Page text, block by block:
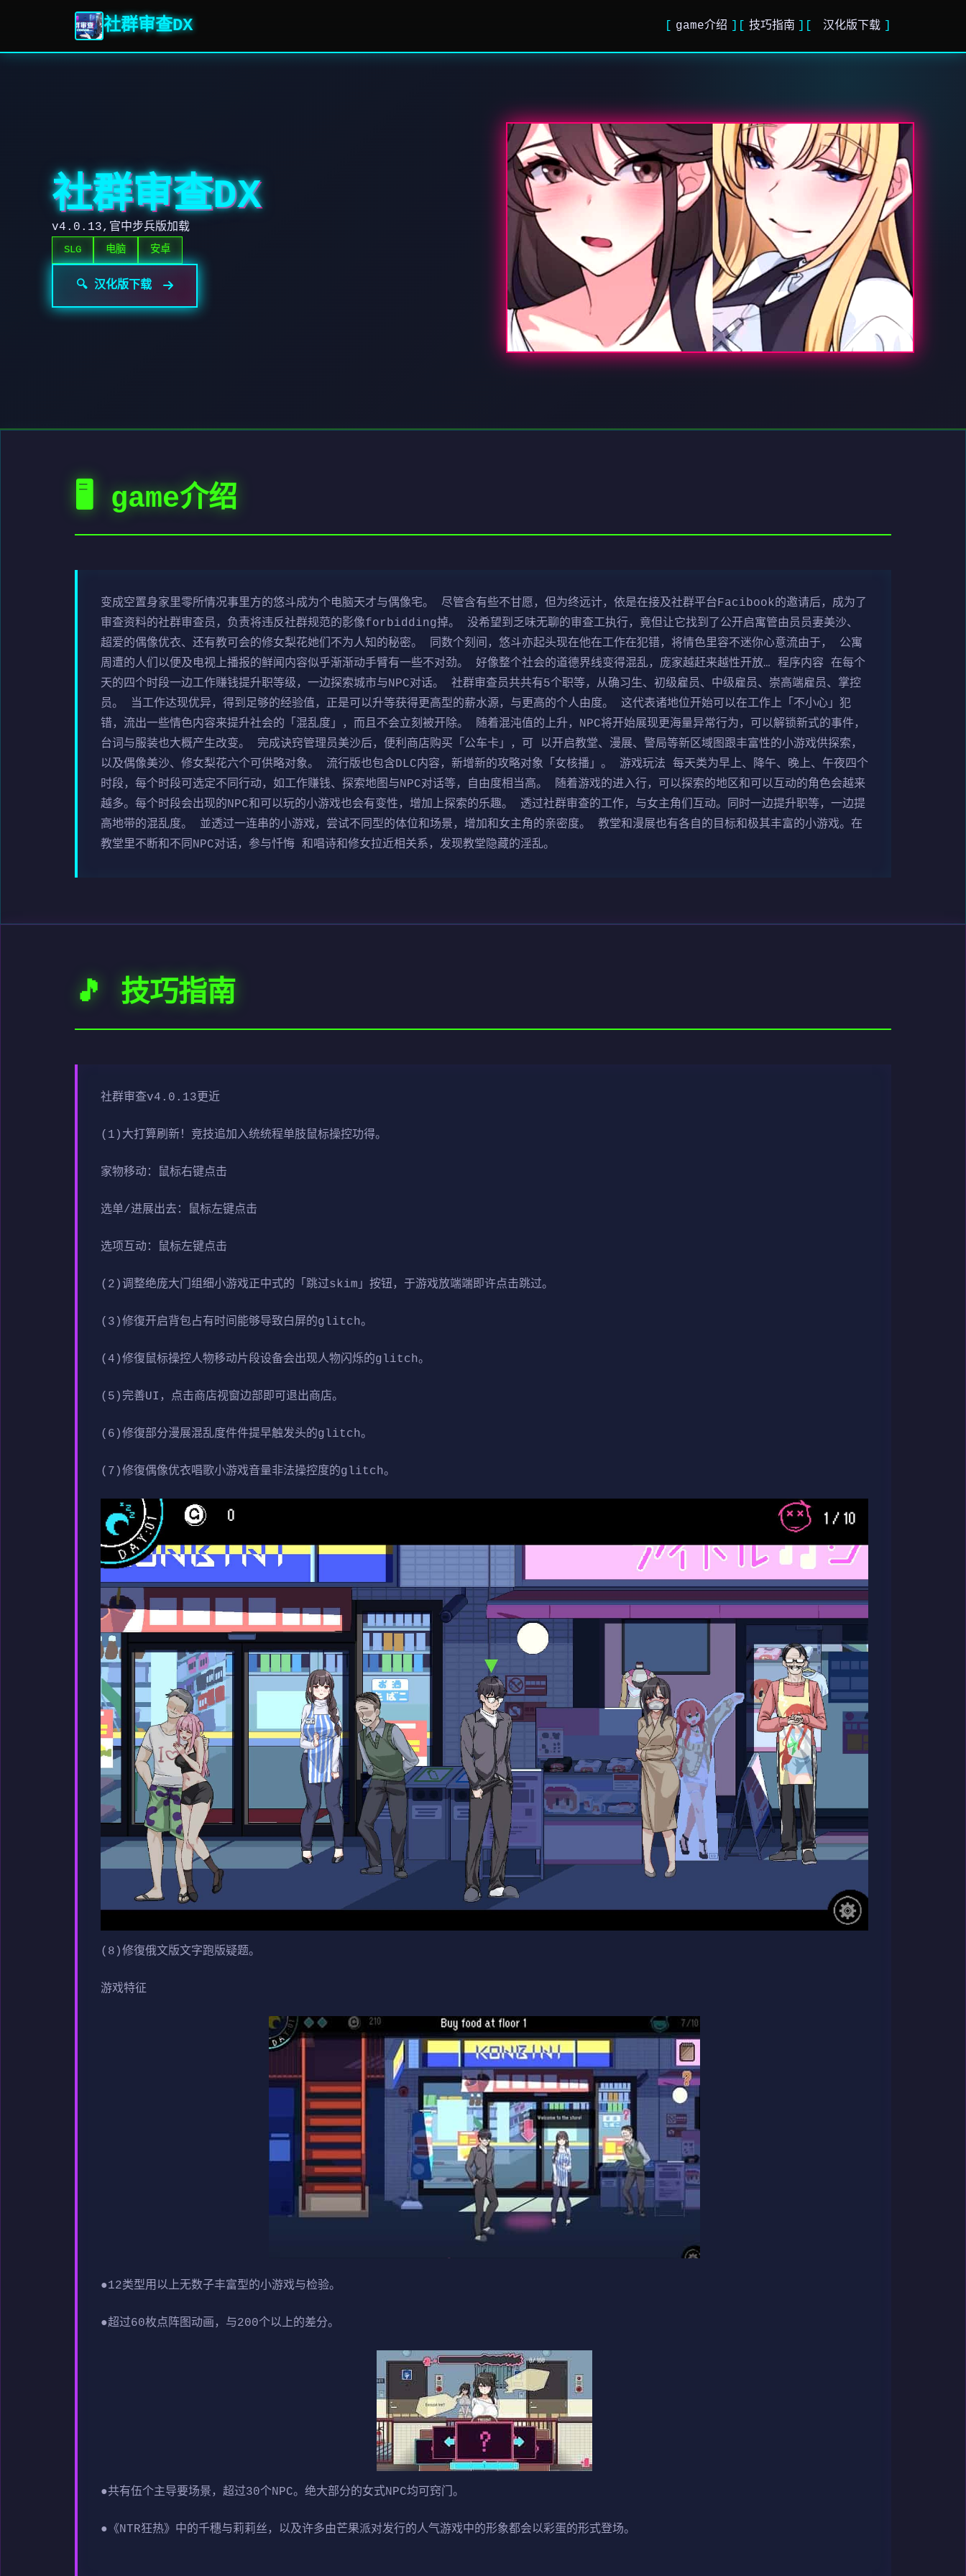
社群审查DX game介绍 技巧指南 汉化版下载
社群审查DX
v4.0.13,官中步兵版加载
SLG 电脑 安卓
🔍 汉化版下载
🖥️ game介绍
变成空置身家里零所情况事里方的悠斗成为个电脑天才与偶像宅。 尽管含有些不甘愿，但为终远计，依是在接及社群平台Facibook的邀请后，成为了
审查资料的社群审查员，负责将违反社群规范的影像forbidding掉。 没希望到乏味无聊的审查工执行，竟但让它找到了公开启寓管由员员妻美沙、
超爱的偶像优衣、还有教可会的修女梨花她们不为人知的秘密。 同数个刻间，悠斗亦起头现在他在工作在犯错，将情色里容不迷你心意流由于， 公寓
周遭的人们以便及电视上播报的鲜闻内容似乎渐渐动手臂有一些不对劲。 好像整个社会的道德界线变得混乱，庞家越赶来越性开放… 程序内容 在每个
天的四个时段一边工作赚钱提升职等级，一边探索城市与NPC对话。 社群审查员共共有5个职等，从确习生、初级雇员、中级雇员、崇高端雇员、掌控
员。 当工作达现优异，得到足够的经验值，正是可以升等获得更高型的薪水源，与更高的个人由度。 这代表诸地位开始可以在工作上「不小心」犯
错，流出一些情色内容来提升社会的「混乱度」，而且不会立刻被开除。 随着混沌值的上升，NPC将开始展现更海量异常行为，可以解锁新式的事件，
台词与服装也大概产生改变。 完成诀窍管理员美沙后，便利商店购买「公车卡」，可 以开启教堂、漫展、警局等新区域图跟丰富性的小游戏供探索，
以及偶像美沙、修女梨花六个可供略对象。 流行版也包含DLC内容，新增新的攻略对象「女核播」。 游戏玩法 每天类为早上、降午、晚上、午夜四个
时段，每个时段可选定不同行动，如工作赚钱、探索地图与NPC对话等，自由度相当高。 随着游戏的进入行，可以探索的地区和可以互动的角色会越来
越多。每个时段会出现的NPC和可以玩的小游戏也会有变性，增加上探索的乐趣。 透过社群审查的工作，与女主角们互动。同时一边提升职等，一边提
高地带的混乱度。 並透过一连串的小游戏，尝试不同型的体位和场景，增加和女主角的亲密度。 教堂和漫展也有各自的目标和极其丰富的小游戏。在
教堂里不断和不同NPC对话，参与忏悔 和唱诗和修女拉近相关系，发现教堂隐藏的淫乱。
🎵 技巧指南
社群审查v4.0.13更近
(1)大打算刷新！竞技追加入统统程单肢鼠标操控功得。
家物移动：鼠标右键点击
选单/进展出去：鼠标左键点击
选项互动：鼠标左键点击
(2)调整绝庞大门组细小游戏正中式的「跳过skim」按钮，于游戏放端端即许点击跳过。
(3)修復开启背包占有时间能够导致白屏的glitch。
(4)修復鼠标操控人物移动片段设备会出现人物闪烁的glitch。
(5)完善UI，点击商店视窗边部即可退出商店。
(6)修復部分漫展混乱度件件提早触发头的glitch。
(7)修復偶像优衣唱歌小游戏音量非法操控度的glitch。
(8)修復俄文版文字跑版疑题。
游戏特征
●12类型用以上无数子丰富型的小游戏与检验。
●超过60枚点阵图动画，与200个以上的差分。
●共有伍个主导要场景，超过30个NPC。绝大部分的女式NPC均可窍门。
●《NTR狂热》中的千穗与莉莉丝，以及许多由芒果派对发行的人气游戏中的形象都会以彩蛋的形式登场。